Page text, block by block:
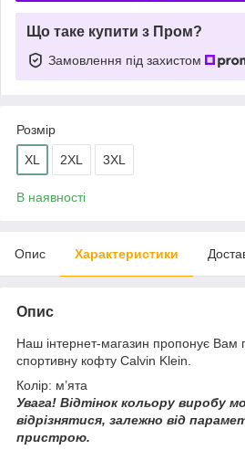
Що таке купити з Пром?
Замовлення під захистом
Розмір
XL 2XL 3XL
В наявності
Опис Характеристики
Опис
Наш інтернет-магазин пропонує Вам
спортивну кофту Calvin Klein.
Колір: м’ята
Увага! Відтінок кольору виробу
відрізнятися, залежно від
пристрою.